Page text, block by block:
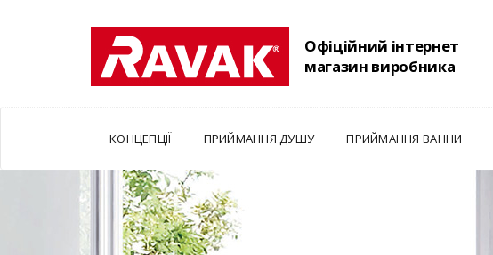
Офіційний інтернет
магазин виробника
КОНЦЕПЦІЇ ПРИЙМАННЯ ДУШУ ПРИЙМАННЯ ВАННИ